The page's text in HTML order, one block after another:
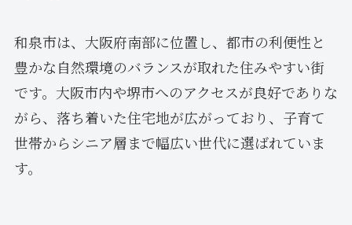
和泉市は、大阪府南部に位置し、都市の利便性と
豊かな自然環境のバランスが取れた住みやすい街
です。大阪市内や堺市へのアクセスが良好でありな
がら、落ち着いた住宅地が広がっており、子育て
世帯からシニア層まで幅広い世代に選ばれていま
す。